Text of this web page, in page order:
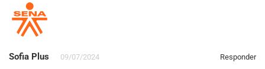
Sofia Plus 09/07/2024 Responder